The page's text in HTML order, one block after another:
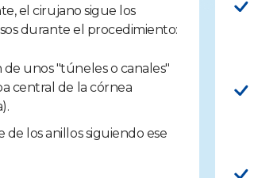
el cirujano sigue los
durante el procedimiento:
de unos "túneles o canales"
central de la córnea
de los anillos siguiendo ese